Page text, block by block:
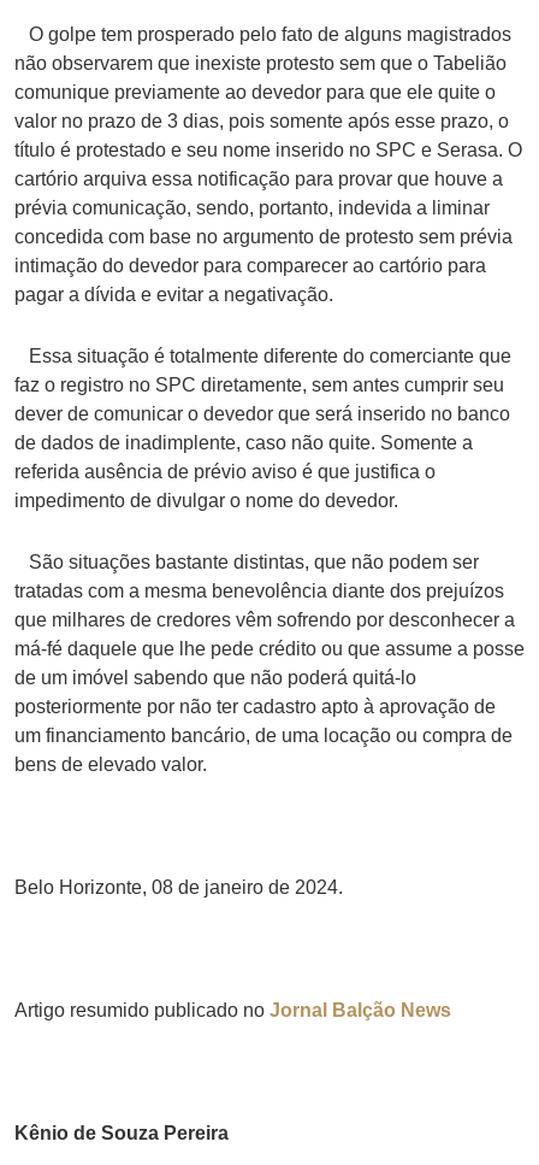
O golpe tem prosperado pelo fato de alguns magistrados
não observarem que inexiste protesto sem que o Tabelião
comunique previamente ao devedor para que ele quite o
valor no prazo de 3 dias, pois somente após esse prazo, o
título é protestado e seu nome inserido no SPC e Serasa. O
cartório arquiva essa notificação para provar que houve a
prévia comunicação, sendo, portanto, indevida a liminar
concedida com base no argumento de protesto sem prévia
intimação do devedor para comparecer ao cartório para
pagar a dívida e evitar a negativação.
Essa situação é totalmente diferente do comerciante que
faz o registro no SPC diretamente, sem antes cumprir seu
dever de comunicar o devedor que será inserido no banco
de dados de inadimplente, caso não quite. Somente a
referida ausência de prévio aviso é que justifica o
impedimento de divulgar o nome do devedor.
São situações bastante distintas, que não podem ser
tratadas com a mesma benevolência diante dos prejuízos
que milhares de credores vêm sofrendo por desconhecer a
má-fé daquele que lhe pede crédito ou que assume a posse
de um imóvel sabendo que não poderá quitá-lo
posteriormente por não ter cadastro apto à aprovação de
um financiamento bancário, de uma locação ou compra de
bens de elevado valor.
Belo Horizonte, 08 de janeiro de 2024.
Artigo resumido publicado no Jornal Balção News
Kênio de Souza Pereira